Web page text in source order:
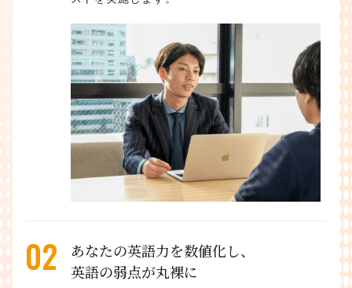
02
あなたの英語力を数値化し、
英語の弱点が丸裸に